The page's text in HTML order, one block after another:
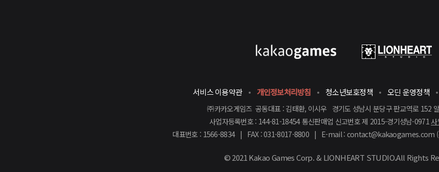
서비스 이용약관 개인정보처리방침 청소년보호정책 오딘 운영정책
㈜카카오게임즈 공동대표 : 김태환, 이시우 경기도 성남시 분당구 판교역로 152
사업자등록번호 : 144-81-18454 통신판매업 신고번호 제 2015-경기성남-0971
대표번호 : 1566-8834 | FAX : 031-8017-8800 | E-mail : contact@kakaogames.com (
© 2021 Kakao Games Corp.& LIONHEART STUDIO.All Rights